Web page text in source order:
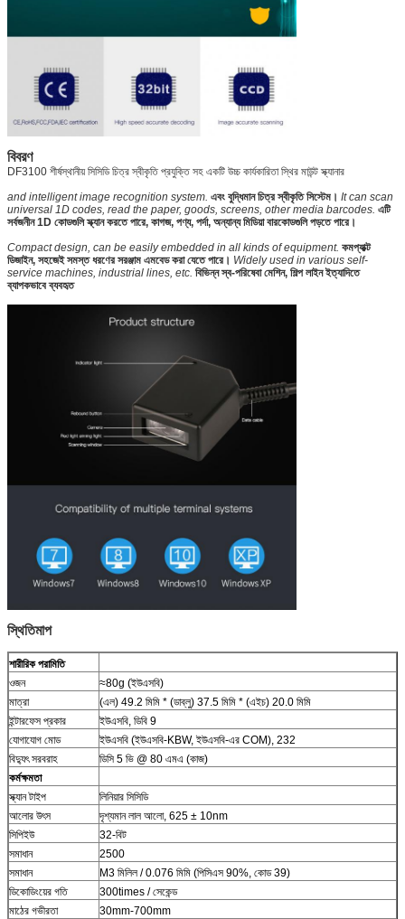
বিবরণ
DF3100 শীর্ষস্থানীয় সিসিডি চিত্র স্বীকৃতি প্রযুক্তি সহ একটি উচ্চ কার্যকারিতা স্থির মাউন্ট স্ক্যানার
and intelligent image recognition system. এবং বুদ্ধিমান চিত্র স্বীকৃতি সিস্টেম। It can scan
universal 1D codes, read the paper, goods, screens, other media barcodes. এটি
সর্বজনীন 1D কোডগুলি স্ক্যান করতে পারে, কাগজ, পণ্য, পর্দা, অন্যান্য মিডিয়া বারকোডগুলি পড়তে পারে।
Compact design, can be easily embedded in all kinds of equipment. কমপ্যাক্ট
ডিজাইন, সহজেই সমস্ত ধরণের সরঞ্জাম এমবেড করা যেতে পারে। Widely used in various self-
service machines, industrial lines, etc. বিভিন্ন স্ব-পরিষেবা মেশিন, শিল্প লাইন ইত্যাদিতে
ব্যাপকভাবে ব্যবহৃত
স্থিতিমাপ
শারীরিক পরামিতি
ওজন
≈80g (ইউএসবি)
মাত্রা
(এল) 49.2 মিমি * (ডাব্লু) 37.5 মিমি * (এইচ) 20.0 মিমি
ইন্টারফেস প্রকার
ইউএসবি, ডিবি 9
যোগাযোগ মোড
ইউএসবি (ইউএসবি-KBW, ইউএসবি-এর COM), 232
বিদ্যুৎ সরবরাহ
ডিসি 5 ভি @ 80 এমএ (কাজ)
কর্মক্ষমতা
স্ক্যান টাইপ
লিনিয়ার সিসিডি
আলোর উৎস
দৃশ্যমান লাল আলো, 625 ± 10nm
সিপিইউ
32-বিট
সমাধান
2500
সমাধান
M3 মিলিল / 0.076 মিমি (পিসিএস 90%, কোড 39)
ডিকোডিংয়ের গতি
300times / সেকেন্ড
মাঠের গভীরতা
30mm-700mm